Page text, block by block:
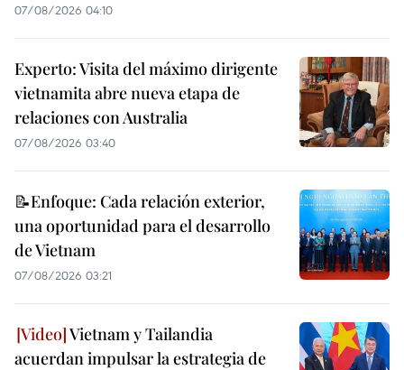
07/08/2026 04:10
Experto: Visita del máximo dirigente
vietnamita abre nueva etapa de
relaciones con Australia
07/08/2026 03:40
📝Enfoque: Cada relación exterior,
una oportunidad para el desarrollo
de Vietnam
07/08/2026 03:21
Vietnam y Tailandia
acuerdan impulsar la estrategia de